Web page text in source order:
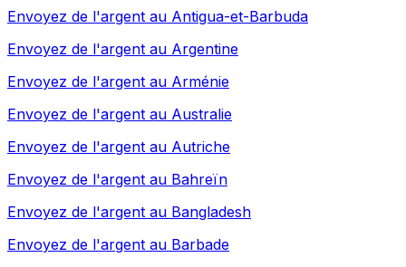
Envoyez de l'argent au Antigua-et-Barbuda
Envoyez de l'argent au Argentine
Envoyez de l'argent au Arménie
Envoyez de l'argent au Australie
Envoyez de l'argent au Autriche
Envoyez de l'argent au Bahreïn
Envoyez de l'argent au Bangladesh
Envoyez de l'argent au Barbade